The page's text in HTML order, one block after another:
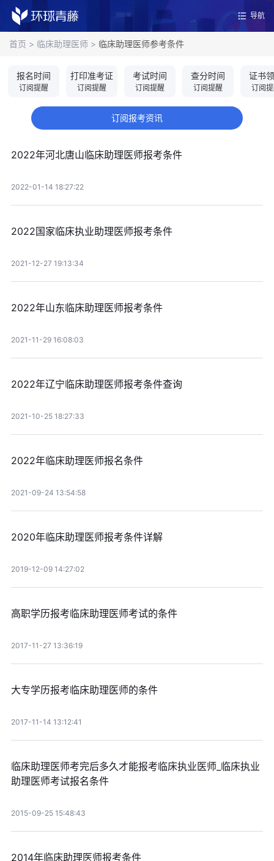
导航
首页 > 临床助理医师 > 临床助理医师参考条件
报名时间
订阅提醒
打印准考证
订阅提醒
考试时间
订阅提醒
查分时间
订阅提醒
证书
订阅
订阅报考资讯
2022年河北唐山临床助理医师报考条件
2022-01-14 18:27:22
2022国家临床执业助理医师报考条件
2021-12-27 19:13:34
2022年山东临床助理医师报考条件
2021-11-29 16:08:03
2022年辽宁临床助理医师报考条件查询
2021-10-25 18:27:33
2022年临床助理医师报名条件
2021-09-24 13:54:58
2020年临床助理医师报考条件详解
2019-12-09 14:27:02
高职学历报考临床助理医师考试的条件
2017-11-27 13:36:19
大专学历报考临床助理医师的条件
2017-11-14 13:12:41
临床助理医师考完后多久才能报考临床执业医师_临床执业
助理医师考试报名条件
2015-09-25 15:48:43
2014年临床助理医师报考条件